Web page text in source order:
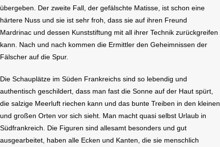
übergeben. Der zweite Fall, der gefälschte Matisse, ist schon eine
härtere Nuss und sie ist sehr froh, dass sie auf ihren Freund
Mardrinac und dessen Kunststiftung mit all ihrer Technik zurückgreifen
kann. Nach und nach kommen die Ermittler den Geheimnissen der
Fälscher auf die Spur.
Die Schauplätze im Süden Frankreichs sind so lebendig und
authentisch geschildert, dass man fast die Sonne auf der Haut spürt,
die salzige Meerluft riechen kann und das bunte Treiben in den kleinen
und großen Orten vor sich sieht. Man macht quasi selbst Urlaub in
Südfrankreich. Die Figuren sind allesamt besonders und gut
ausgearbeitet, haben alle Ecken und Kanten, die sie menschlich